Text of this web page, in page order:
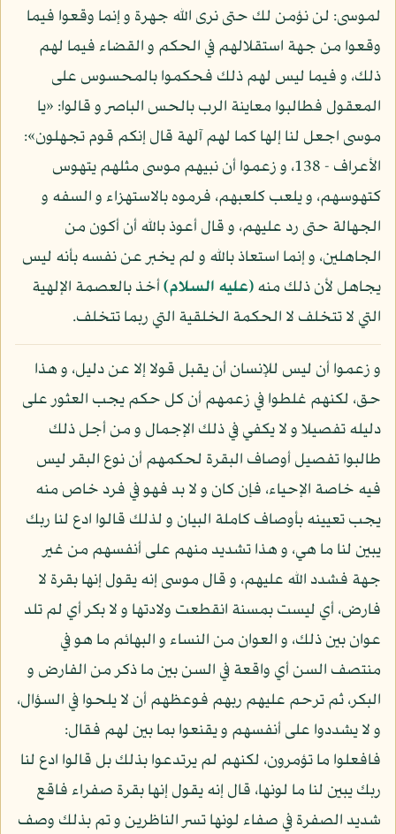
لموسى: لن نؤمن لك حتى نرى الله جهرة و إنما وقعوا فيما
وقعوا من جهة استقلالهم في الحكم و القضاء فيما لهم
ذلك، و فيما ليس لهم ذلك فحكموا بالمحسوس على
المعقول فطالبوا معاينة الرب بالحس الباصر و قالوا: «يا
موسى اجعل لنا إلها كما لهم آلهة قال إنكم قوم تجهلون»:
الأعراف - 138، و زعموا أن نبيهم موسى مثلهم يتهوس
كتهوسهم، و يلعب كلعبهم، فرموه بالاستهزاء و السفه و
الجهالة حتى رد عليهم، و قال أعوذ بالله أن أكون من
الجاهلين، و إنما استعاذ بالله و لم يخبر عن نفسه بأنه ليس
يجاهل لأن ذلك منه(عليه السلام)أخذ بالعصمة الإلهية
التي لا تتخلف لا الحكمة الخلقية التي ربما تتخلف.
و زعموا أن ليس للإنسان أن يقبل قولا إلا عن دليل، و هذا
حق، لكنهم غلطوا في زعمهم أن كل حكم يجب العثور على
دليله تفصيلا و لا يكفي في ذلك الإجمال و من أجل ذلك
طالبوا تفصيل أوصاف البقرة لحكمهم أن نوع البقر ليس
فيه خاصة الإحياء، فإن كان و لا بد فهو في فرد خاص منه
يجب تعيينه بأوصاف كاملة البيان و لذلك قالوا ادع لنا ربك
يبين لنا ما هي، و هذا تشديد منهم على أنفسهم من غير
جهة فشدد الله عليهم، و قال موسى إنه يقول إنها بقرة لا
فارض، أي ليست بمسنة انقطعت ولادتها و لا بكر أي لم تلد
عوان بين ذلك، و العوان من النساء و البهائم ما هو في
منتصف السن أي واقعة في السن بين ما ذكر من الفارض و
البكر، ثم ترحم عليهم ربهم فوعظهم أن لا يلحوا في السؤال،
و لا يشددوا على أنفسهم و يقنعوا بما بين لهم فقال:
فافعلوا ما تؤمرون، لكنهم لم يرتدعوا بذلك بل قالوا ادع لنا
ربك يبين لنا ما لونها، قال إنه يقول إنها بقرة صفراء فاقع
شديد الصفرة في صفاء لونها تسر الناظرين و تم بذلك وصف